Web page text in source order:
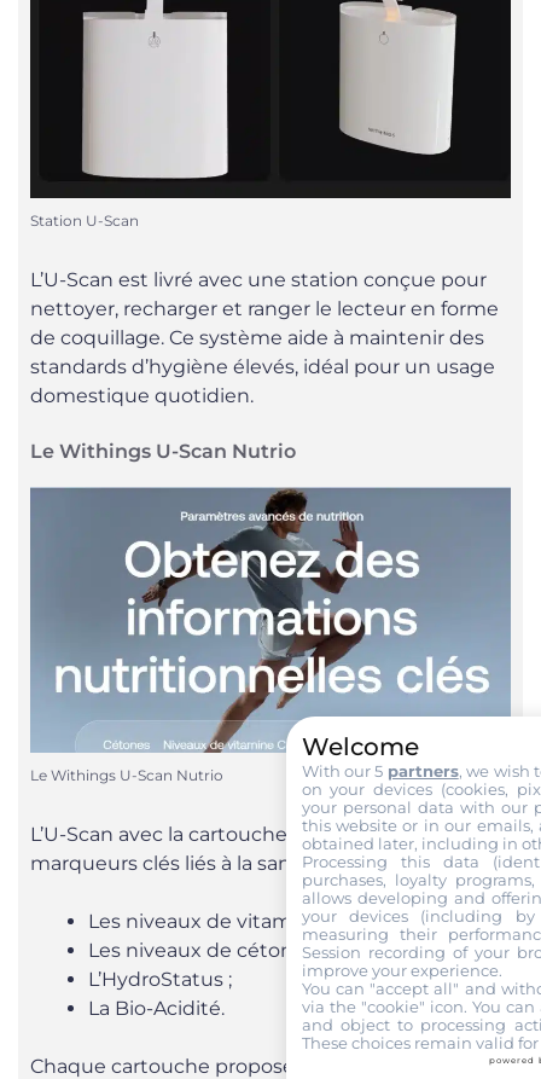
Station U-Scan
L’U-Scan est livré avec une station conçue pour
nettoyer, recharger et ranger le lecteur en forme
de coquillage. Ce système aide à maintenir des
standards d’hygiène élevés, idéal pour un usage
domestique quotidien.
Le Withings U-Scan Nutrio
Le Withings U-Scan Nutrio
L’U-Scan avec la cartouche Nutrio mesure quatre
marqueurs clés liés à la santé nutritionnelle :
Les niveaux de vitamine C ;
Les niveaux de cétones ;
L’HydroStatus ;
La Bio-Acidité.
Chaque cartouche propose plus de 20 tests. Elle
Welcome
With our 5 partners, we wish
on your devices (cookies,
your personal data with our
this website or in our emails,
obtained later, including in
Processing this data
purchases, loyalty
allows developing and
your devices (including
measuring their
Session recording of your
improve your experience.
You can "accept all" and
via the "cookie" icon. You
and object to processing
These choices remain valid
powered